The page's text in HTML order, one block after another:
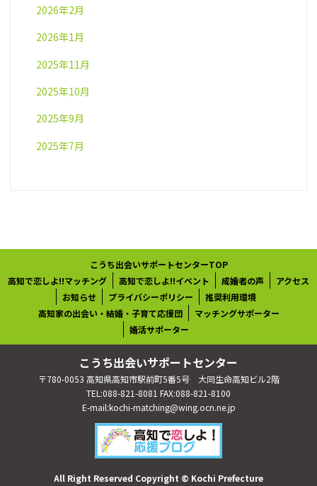
2026年2月
2026年1月
2025年11月
2025年10月
2025年9月
2025年7月
こうち出会いサポートセンターTOP
高知で恋しよ!!マッチング
高知で恋しよ!!イベント 成婚者の声
アクセス
お知らせ
プライバシーポリシー
推奨利用環境
高知家の出会い・結婚・子育て応援団
マッチングサポーター
婚活サポーター
こうち出会いサポートセンター
〒780-0053 高知県高知市駅前町5番5号 大同生命高知ビル2階
TEL:088-821-8081 FAX:088-821-8100
E-mail:kochi-matching@wing.ocn.ne.jp
All Right Reserved Copyright © Kochi Prefecture